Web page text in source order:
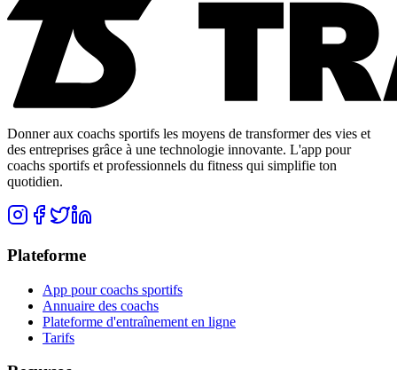
Donner aux coachs sportifs les moyens de transformer des vies et
des entreprises grâce à une technologie innovante. L'app pour
coachs sportifs et professionnels du fitness qui simplifie ton
quotidien.
Plateforme
App pour coachs sportifs
Annuaire des coachs
Plateforme d'entraînement en ligne
Tarifs